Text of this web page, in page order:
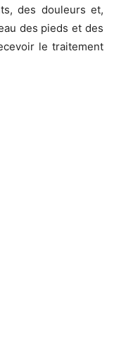
des douleurs et,
des pieds et des
le traitement